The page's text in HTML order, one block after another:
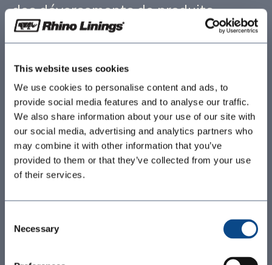
This website uses cookies
We use cookies to personalise content and ads, to
provide social media features and to analyse our traffic.
We also share information about your use of our site with
our social media, advertising and analytics partners who
may combine it with other information that you’ve
provided to them or that they’ve collected from your use
of their services.
Selection
Necessary
des déversements de produits
chimiques et à une abrasion qui
rapide et des risques pour la
sécurité. Les systèmes de
revêtement de sol résineux sans
joints de Rhino Linings offrent une
solution robuste qui est à la fois
protectrice et décorative. En
proposant nos systèmes de
revêtement de sol éprouvés, vous